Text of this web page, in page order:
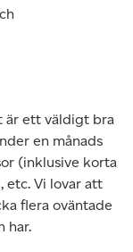
är ett väldigt bra
en månads
(inklusive korta
etc. Vi lovar att
flera oväntade
har.